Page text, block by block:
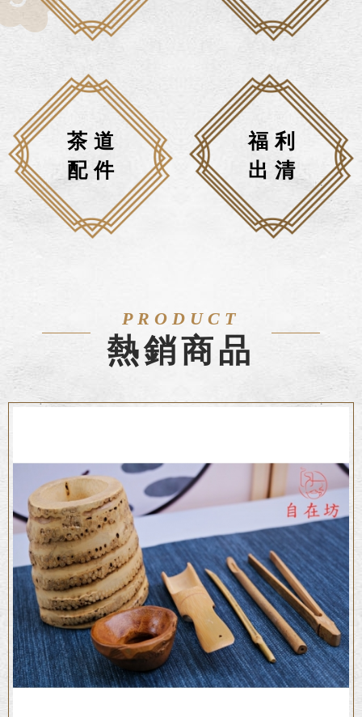
茶道
配件
福利
出清
PRODUCT
熱銷商品